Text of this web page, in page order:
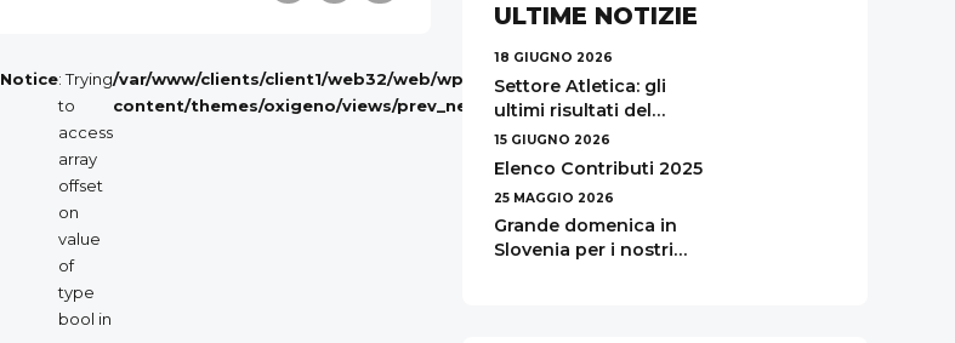
domenica
Slovenia
Notice: Trying
to
access
array
offset
on
value
of
type
bool in
/var/www/clients/client1/web32/web/wp-
content/themes/oxigeno/views/prev_next.php
on
line
36
NEXT
Settore
Atletica:
gli
ultimi
ULTIME NOTIZIE
18 GIUGNO 2026
Settore Atletica: gli
ultimi risultati del
Bike&Run Gorizia!
15 GIUGNO 2026
Elenco Contributi 2025
25 MAGGIO 2026
Grande domenica in
Slovenia per i nostri